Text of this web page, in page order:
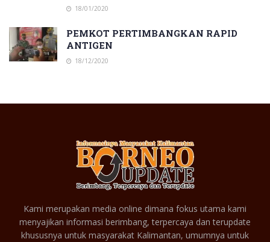
18/01/2020
PEMKOT PERTIMBANGKAN RAPID
ANTIGEN
18/12/2020
Kami merupakan media online dimana fokus utama kami
menyajikan informasi berimbang, terpercaya dan terupdate
khususnya untuk masyarakat Kalimantan, umumnya untuk